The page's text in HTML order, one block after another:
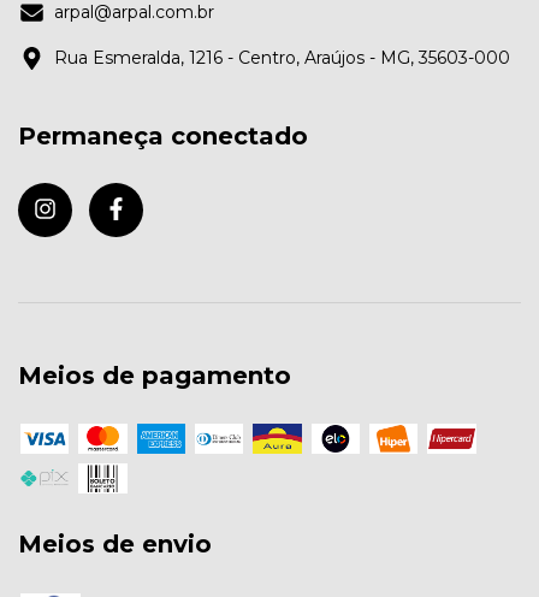
arpal@arpal.com.br
Rua Esmeralda, 1216 - Centro, Araújos - MG, 35603-000
Permaneça conectado
Meios de pagamento
Meios de envio